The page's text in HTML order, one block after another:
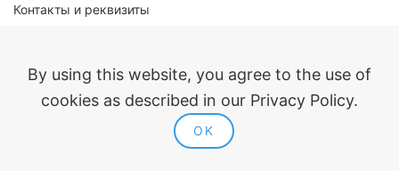
Контакты и реквизиты
Входит в реестр российского ПО
ModPlus 2014-2026
By using this website, you agree to the use of
cookies as described in our Privacy Policy.
OK